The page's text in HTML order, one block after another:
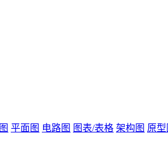
平面图 电路图 图表/表格 架构图 原型